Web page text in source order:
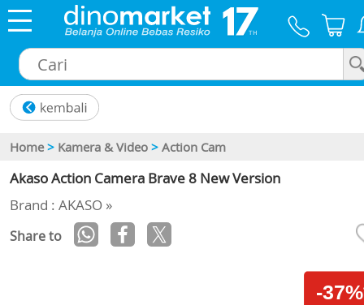
Home > Kamera & Video > Action Cam
Akaso Action Camera Brave 8 New Version
Brand : AKASO »
Share to
-